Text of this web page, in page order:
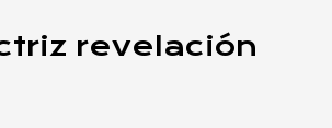
revelación